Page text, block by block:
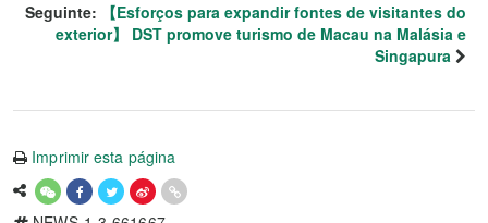
Seguinte:
【Esforços para expandir fontes de visitantes do
exterior】 DST promove turismo de Macau na Malásia e
Singapura
Imprimir esta página